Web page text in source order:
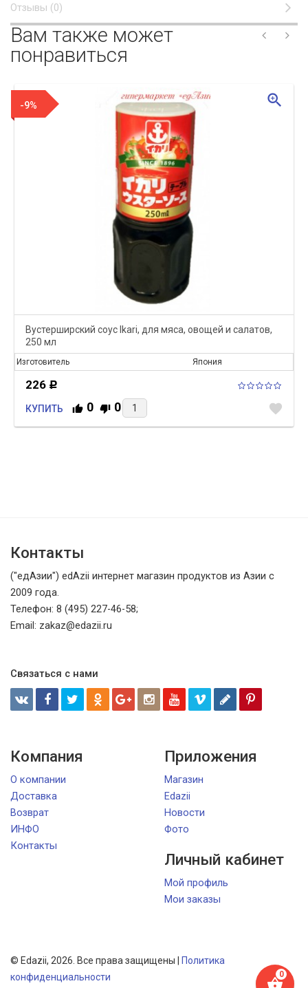
shopping_basket
Отзывы (0)
Вам также может
понравиться
-9%
Вустерширский соус Ikari, для мяса, овощей и салатов,
250 мл
Изготовитель Япония
226 Р
КУПИТЬ 0 0 favorite
zoom_in
Контакты
("едАзии") edAzii интернет магазин продуктов из Азии с
2009 года.
Телефон: 8 (495) 227-46-58;
Email: zakaz@edazii.ru
Связаться с нами
Компания
О компании
Доставка
Возврат
ИНФО
Контакты
Приложения
Магазин
Edazii
Новости
Фото
Личный кабинет
Мой профиль
Мои заказы
© Edazii, 2026. Все права защищены | Политика
конфиденциальности